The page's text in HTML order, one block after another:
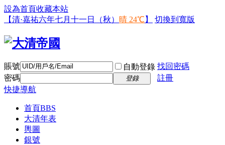
設為首頁收藏本站
【清·嘉祐六年七月十一日（秋） 晴 24℃ 】 切換到寬版
賬號 自動登錄 找回密碼
密碼
登錄
註冊
快捷導航
首頁BBS
大清年表
輿圖
銀號